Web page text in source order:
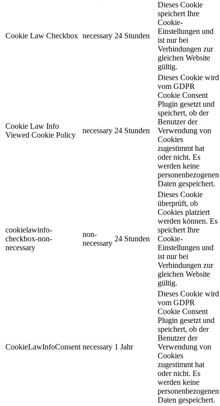
Cookie Law Checkbox necessary 24 Stunden
Dieses Cookie
speichert Ihre
Cookie-
Einstellungen und
ist nur bei
Verbindungen zur
gleichen Website
gültig.
Cookie Law Info
Viewed Cookie Policy
necessary 24 Stunden
Dieses Cookie wird
vom GDPR
Cookie Consent
Plugin gesetzt und
speichert, ob der
Benutzer der
Verwendung von
Cookies
zugestimmt hat
oder nicht. Es
werden keine
personenbezogenen
Daten gespeichert.
cookielawinfo-
checkbox-non-
necessary
non-
necessary
24 Stunden
Dieses Cookie
überprüft, ob
Cookies platziert
werden können. Es
speichert Ihre
Cookie-
Einstellungen und
ist nur bei
Verbindungen zur
gleichen Website
gültig.
CookieLawInfoConsent necessary 1 Jahr
Dieses Cookie wird
vom GDPR
Cookie Consent
Plugin gesetzt und
speichert, ob der
Benutzer der
Verwendung von
Cookies
zugestimmt hat
oder nicht. Es
werden keine
personenbezogenen
Daten gespeichert.